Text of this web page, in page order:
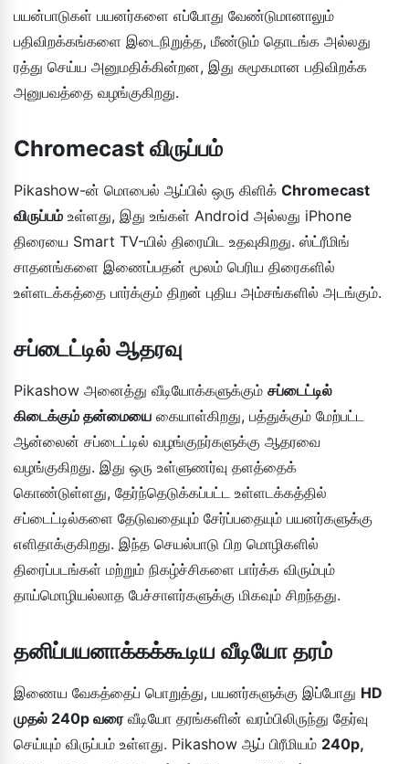
பயன்பாடுகள் பயனர்களை எப்போது வேண்டுமானாலும்
பதிவிறக்கங்களை இடைநிறுத்த, மீண்டும் தொடங்க அல்லது
ரத்து செய்ய அனுமதிக்கின்றன, இது சுமூகமான பதிவிறக்க
அனுபவத்தை வழங்குகிறது.
Chromecast விருப்பம்
Pikashow-ன் மொபைல் ஆப்பில் ஒரு கிளிக் Chromecast
விருப்பம் உள்ளது, இது உங்கள் Android அல்லது iPhone
திரையை Smart TV-யில் திரையிட உதவுகிறது. ஸ்ட்ரீமிங்
சாதனங்களை இணைப்பதன் மூலம் பெரிய திரைகளில்
உள்ளடக்கத்தை பார்க்கும் திறன் புதிய அம்சங்களில் அடங்கும்.
சப்டைட்டில் ஆதரவு
Pikashow அனைத்து வீடியோக்களுக்கும் சப்டைட்டில்
கிடைக்கும் தன்மையை கையாள்கிறது, பத்துக்கும் மேற்பட்ட
ஆன்லைன் சப்டைட்டில் வழங்குநர்களுக்கு ஆதரவை
வழங்குகிறது. இது ஒரு உள்ளுணர்வு தளத்தைக்
கொண்டுள்ளது, தேர்ந்தெடுக்கப்பட்ட உள்ளடக்கத்தில்
சப்டைட்டில்களை தேடுவதையும் சேர்ப்பதையும் பயனர்களுக்கு
எளிதாக்குகிறது. இந்த செயல்பாடு பிற மொழிகளில்
திரைப்படங்கள் மற்றும் நிகழ்ச்சிகளை பார்க்க விரும்பும்
தாய்மொழியல்லாத பேச்சாளர்களுக்கு மிகவும் சிறந்தது.
தனிப்பயனாக்கக்கூடிய வீடியோ தரம்
இணைய வேகத்தைப் பொறுத்து, பயனர்களுக்கு இப்போது HD
முதல் 240p வரைவீடியோ தரங்களின் வரம்பிலிருந்து தேர்வு
செய்யும் விருப்பம் உள்ளது. Pikashow ஆப் பிரீமியம் 240p,